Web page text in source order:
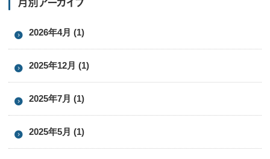
月別アーカイブ
2026年4月 (1)
2025年12月 (1)
2025年7月 (1)
2025年5月 (1)